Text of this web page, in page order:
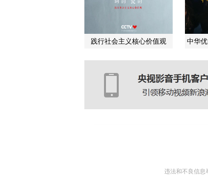
践行社会主义核心价值观 中华
违法和不良信息